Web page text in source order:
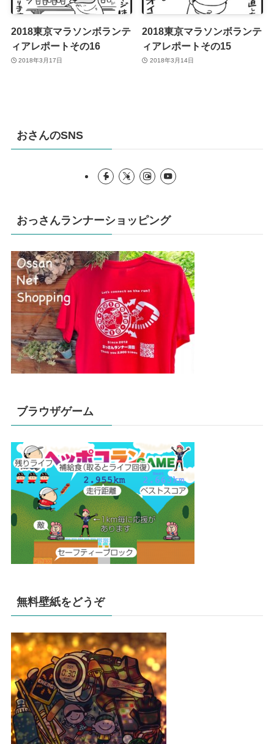
2018東京マラソンボランテ
ィアレポートその16
2018年3月17日
2018東京マラソンボランテ
ィアレポートその15
2018年3月14日
おさんのSNS
おっさんランナーショッピング
ブラウザゲーム
無料壁紙をどうぞ